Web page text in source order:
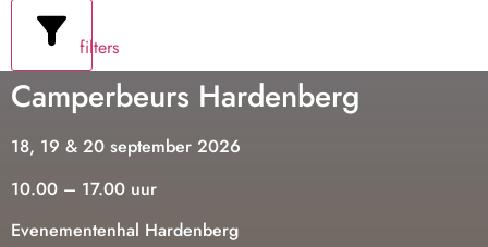
filters
Camperbeurs Hardenberg
18, 19 & 20 september 2026
10.00 – 17.00 uur
Evenementenhal Hardenberg